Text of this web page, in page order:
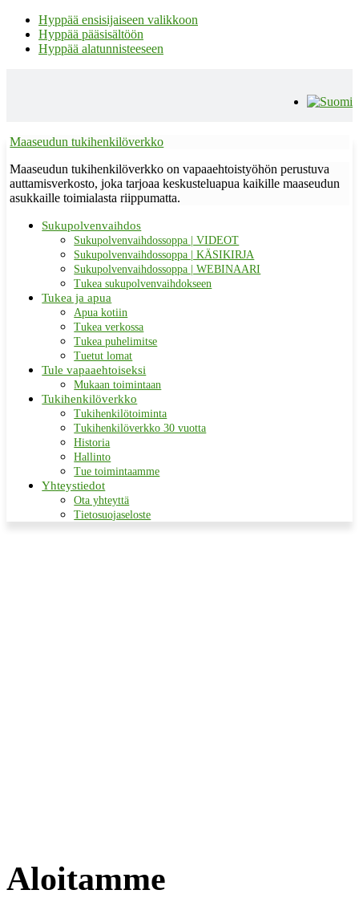
Hyppää ensisijaiseen valikkoon
Hyppää pääsisältöön
Hyppää alatunnisteeseen
Maaseudun tukihenkilöverkko
Maaseudun tukihenkilöverkko on vapaaehtoistyöhön perustuva
auttamisverkosto, joka tarjoaa keskusteluapua kaikille maaseudun
asukkaille toimialasta riippumatta.
Sukupolvenvaihdos
Sukupolvenvaihdossoppa | VIDEOT
Sukupolvenvaihdossoppa | KÄSIKIRJA
Sukupolvenvaihdossoppa | WEBINAARI
Tukea sukupolvenvaihdokseen
Tukea ja apua
Apua kotiin
Tukea verkossa
Tukea puhelimitse
Tuetut lomat
Tule vapaaehtoiseksi
Mukaan toimintaan
Tukihenkilöverkko
Tukihenkilötoiminta
Tukihenkilöverkko 30 vuotta
Historia
Hallinto
Tue toimintaamme
Yhteystiedot
Ota yhteyttä
Tietosuojaseloste
Aloitamme